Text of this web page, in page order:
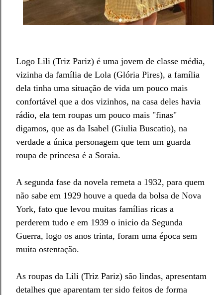
Logo Lili (Triz Pariz) é uma jovem de classe média,
vizinha da família de Lola (Glória Pires), a família
dela tinha uma situação de vida um pouco mais
confortável que a dos vizinhos, na casa deles havia
rádio, ela tem roupas um pouco mais "finas"
digamos, que as da Isabel (Giulia Buscatio), na
verdade a única personagem que tem um guarda
roupa de princesa é a Soraia.
A segunda fase da novela remeta a 1932, para quem
não sabe em 1929 houve a queda da bolsa de Nova
York, fato que levou muitas famílias ricas a
perderem tudo e em 1939 o inicio da Segunda
Guerra, logo os anos trinta, foram uma época sem
muita ostentação.
As roupas da Lili (Triz Pariz) são lindas, apresentam
detalhes que aparentam ter sido feitos de forma